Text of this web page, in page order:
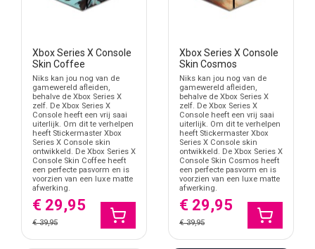
Gebruik je meerdere consoles? Combineer je Xbox skin dan
Folie met luchtkanaaltjes
De Xbox Series X console skins worden gemaakt van stickerfolie
met luchtkanaaltjes in de lijmlaag. Hierdoor kan lucht tijdens het
aanbrengen makkelijker onder de sticker vandaan worden
gedrukt.
Maak de console vooraf schoon en vetvrij voordat je begint met
plakken. Werk daarna rustig per zijde zodat de skin netjes aansluit
op de behuizing.
Xbox setup aanpassen zonder dikke cover
Veel gamers willen de uitstraling van hun Xbox veranderen zonder
een harde kunststof cover te gebruiken. Een Xbox Series X skin
Xbox Series X Console
Skin Coffee
Niks kan jou nog van de
gamewereld afleiden,
behalve de Xbox Series X
zelf. De Xbox Series X
Console heeft een vrij saai
uiterlijk. Om dit te verhelpen
heeft Stickermaster Xbox
Series X Console skin
ontwikkeld. De Xbox Series X
Console Skin Coffee heeft
een perfecte pasvorm en is
voorzien van een luxe matte
afwerking.
€ 29,95
€ 39,95
Xbox Series X Console
Skin Cosmos
Niks kan jou nog van de
gamewereld afleiden,
behalve de Xbox Series X
zelf. De Xbox Series X
Console heeft een vrij saai
uiterlijk. Om dit te verhelpen
heeft Stickermaster Xbox
Series X Console skin
ontwikkeld. De Xbox Series X
Console Skin Cosmos heeft
een perfecte pasvorm en is
voorzien van een luxe matte
afwerking.
€ 29,95
€ 39,95